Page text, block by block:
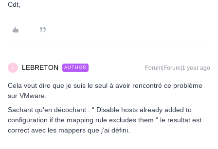
Cdt,
LEBRETON AUTHOR Forum|Forum|1 year ago
Cela veut dire que je suis le seul à avoir rencontré ce problème
sur VMware.
Sachant qu’en décochant : “ Disable hosts already added to
configuration if the mapping rule excludes them ” le resultat est
correct avec les mappers que j’ai défini.